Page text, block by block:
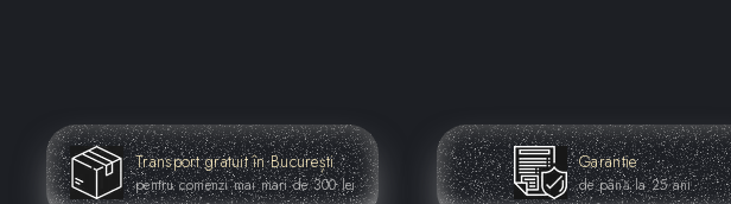
Transport gratuit în București
pentru comenzi mai mari de 300 lei
Garantie
de până la 25 ani